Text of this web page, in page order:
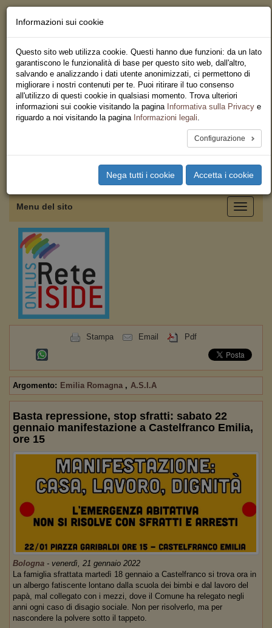
Servizi
Iscriviti
Ricerca
Area Stampa
Privacy
Federazione Regionale USB
Emilia Romagna
Toggle
Menu del sito
Stampa Email Pdf
Argomento: Emilia Romagna , A.S.I.A
Basta repressione, stop sfratti: sabato 22
gennaio manifestazione a Castelfranco Emilia,
ore 15
Bologna - venerdì, 21 gennaio 2022
La famiglia sfrattata martedì 18 gennaio a Castelfranco si trova ora in
un albergo fatiscente lontano dalla scuola dei bimbi e dal lavoro del
papà, mal collegato con i mezzi, dove il Comune ha relegato negli
anni ogni caso di disagio sociale. Non per risolverlo, ma per
nascondere la polvere sotto il tappeto.
Informazioni sui cookie
Questo sito web utilizza cookie. Questi hanno due funzioni: da un lato
garantiscono le funzionalità di base per questo sito web, dall'altro,
salvando e analizzando i dati utente anonimizzati, ci permettono di
migliorare i nostri contenuti per te. Puoi ritirare il tuo consenso
all'utilizzo di questi cookie in qualsiasi momento. Trova ulteriori
informazioni sui cookie visitando la pagina Informativa sulla Privacy e
riguardo a noi visitando la pagina Informazioni legali.
Configurazione
Nega tutti i cookie Accetta i cookie